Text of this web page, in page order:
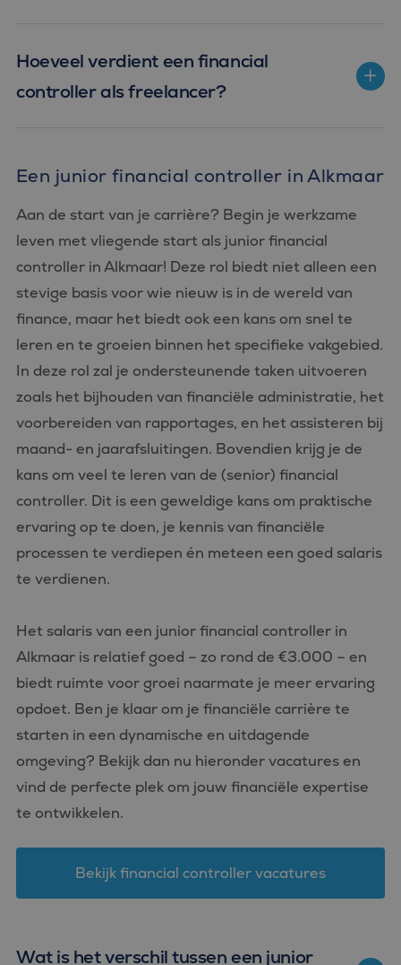
Hoeveel verdient een financial
controller als freelancer?
Een junior financial controller in Alkmaar
Aan de start van je carrière? Begin je werkzame
leven met vliegende start als junior financial
controller in Alkmaar! Deze rol biedt niet alleen een
stevige basis voor wie nieuw is in de wereld van
finance, maar het biedt ook een kans om snel te
leren en te groeien binnen het specifieke vakgebied.
In deze rol zal je ondersteunende taken uitvoeren
zoals het bijhouden van financiële administratie, het
voorbereiden van rapportages, en het assisteren bij
maand- en jaarafsluitingen. Bovendien krijg je de
kans om veel te leren van de (senior) financial
controller. Dit is een geweldige kans om praktische
ervaring op te doen, je kennis van financiële
processen te verdiepen én meteen een goed salaris
te verdienen.
Het salaris van een junior financial controller in
Alkmaar is relatief goed – zo rond de €3.000 – en
biedt ruimte voor groei naarmate je meer ervaring
opdoet. Ben je klaar om je financiële carrière te
starten in een dynamische en uitdagende
omgeving? Bekijk dan nu hieronder vacatures en
vind de perfecte plek om jouw financiële expertise
te ontwikkelen.
Bekijk financial controller vacatures
Wat is het verschil tussen een junior